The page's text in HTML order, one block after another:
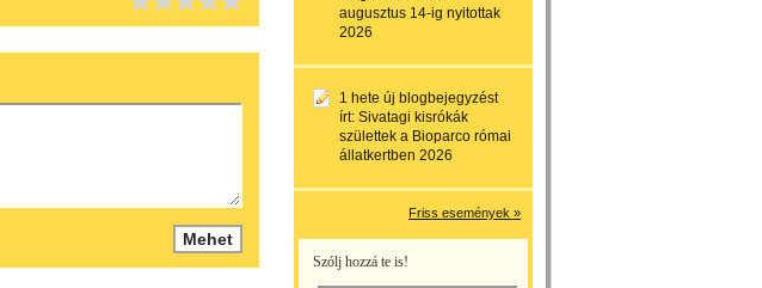
augusztus 14-ig nyitottak
2026
1 hete új blogbejegyzést
írt: Sivatagi kisrókák
születtek a Bioparco római
állatkertben 2026
Friss események »
Szólj hozzá te is!